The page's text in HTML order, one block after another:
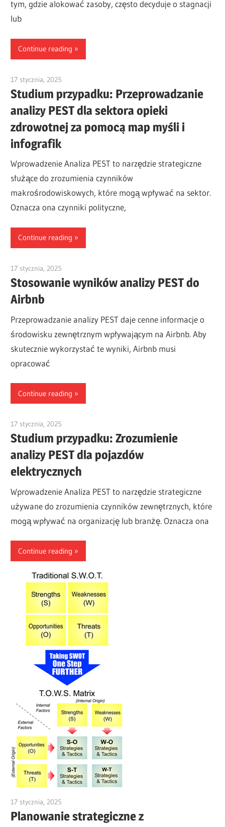
tym, gdzie alokować zasoby, często decyduje o stagnacji
lub
Continue reading
17 stycznia, 2025
Studium przypadku: Przeprowadzanie
analizy PEST dla sektora opieki
zdrowotnej za pomocą map myśli i
infografik
Wprowadzenie Analiza PEST to narzędzie strategiczne
służące do zrozumienia czynników
makrośrodowiskowych, które mogą wpływać na sektor.
Oznacza ona czynniki polityczne,
Continue reading
17 stycznia, 2025
Stosowanie wyników analizy PEST do
Airbnb
Przeprowadzanie analizy PEST daje cenne informacje o
środowisku zewnętrznym wpływającym na Airbnb. Aby
skutecznie wykorzystać te wyniki, Airbnb musi
opracować
Continue reading
17 stycznia, 2025
Studium przypadku: Zrozumienie
analizy PEST dla pojazdów
elektrycznych
Wprowadzenie Analiza PEST to narzędzie strategiczne
używane do zrozumienia czynników zewnętrznych, które
mogą wpływać na organizację lub branżę. Oznacza ona
Continue reading
17 stycznia, 2025
Planowanie strategiczne z